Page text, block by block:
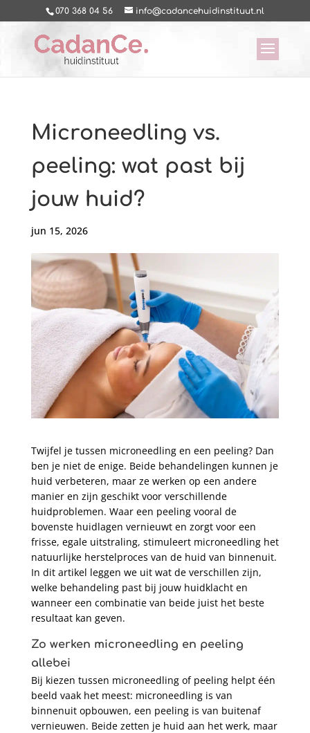
070 368 04 56 info@cadancehuidinstituut.nl
Microneedling vs.
peeling: wat past bij
jouw huid?
jun 15, 2026
Twijfel je tussen microneedling en een peeling? Dan
ben je niet de enige. Beide behandelingen kunnen je
huid verbeteren, maar ze werken op een andere
manier en zijn geschikt voor verschillende
huidproblemen. Waar een peeling vooral de
bovenste huidlagen vernieuwt en zorgt voor een
frisse, egale uitstraling, stimuleert microneedling het
natuurlijke herstelproces van de huid van binnenuit.
In dit artikel leggen we uit wat de verschillen zijn,
welke behandeling past bij jouw huidklacht en
wanneer een combinatie van beide juist het beste
resultaat kan geven.
Zo werken microneedling en peeling
allebei
Bij kiezen tussen microneedling of peeling helpt één
beeld vaak het meest: microneedling is van
binnenuit opbouwen, een peeling is van buitenaf
vernieuwen. Beide zetten je huid aan het werk, maar